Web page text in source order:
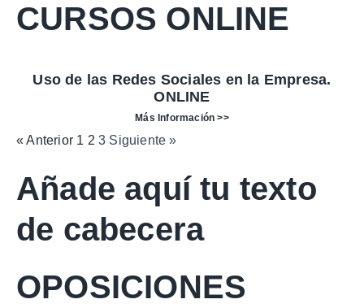
CURSOS ONLINE
Uso de las Redes Sociales en la Empresa.
ONLINE
Más Información >>
« Anterior 1 2 3 Siguiente »
Añade aquí tu texto
de cabecera
OPOSICIONES